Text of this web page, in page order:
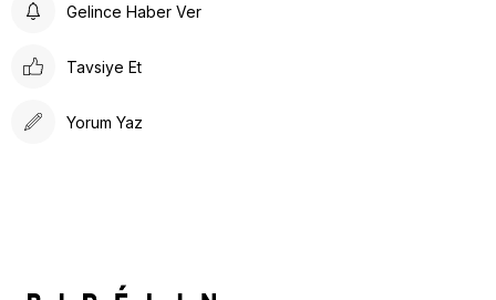
Gelince Haber Ver
Tavsiye Et
Yorum Yaz